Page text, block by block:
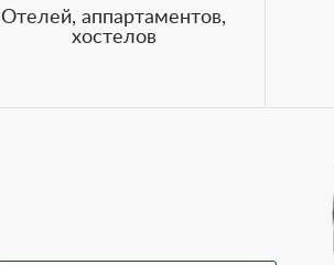
Отелей, аппартаментов,
хостелов